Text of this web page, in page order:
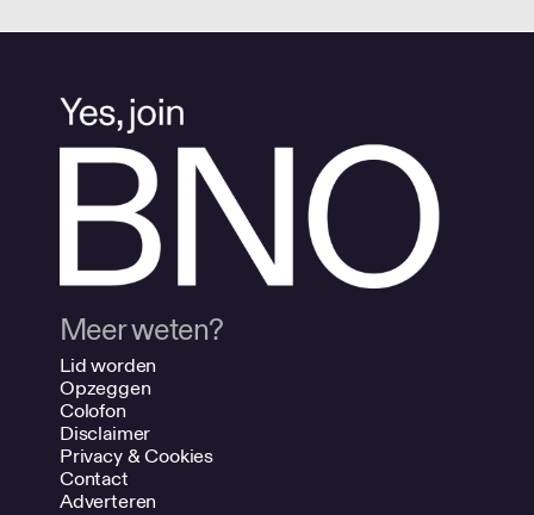
Meer weten?
Lid worden
Opzeggen
Colofon
Disclaimer
Privacy & Cookies
Contact
Adverteren